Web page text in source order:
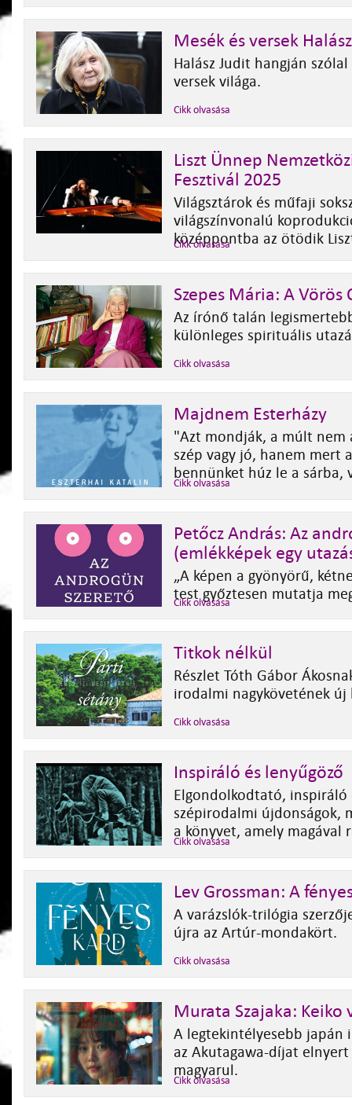
Mesék és versek
Halász Judit hangján
versek világa.
Cikk olvasása
Liszt Ünnep
Fesztivál 2025
Világsztárok és műfaji
világszínvonalú
középpontba az ötödik
Cikk olvasása
Szepes Mária: A Vörös
Az írónő talán
különleges spirituális
Cikk olvasása
Majdnem Esterházy
"Azt mondják, a múlt nem
szép vagy jó, hanem mert
bennünket húz le a sárba,
Cikk olvasása
Petőcz András: Az
(emlékképek egy
„A képen a gyönyörű,
test győztesen mutatja
Cikk olvasása
Titkok nélkül
Részlet Tóth Gábor
irodalmi nagykövetének új
Cikk olvasása
Inspiráló és lenyűgöző
Elgondolkodtató, inspiráló
szépirodalmi újdonságok,
a könyvet, amely magával
Cikk olvasása
Lev Grossman: A
A varázslók-trilógia
újra az Artúr-mondakört.
Cikk olvasása
Murata Szajaka: Keiko
A legtekintélyesebb japán
az Akutagawa-díjat elnyert
magyarul.
Cikk olvasása